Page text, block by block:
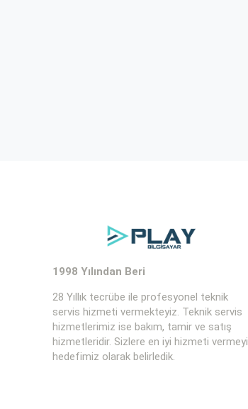
1998 Yılından Beri
28 Yıllık tecrübe ile profesyonel teknik
servis hizmeti vermekteyiz. Teknik servis
hizmetlerimiz ise bakım, tamir ve satış
hizmetleridir. Sizlere en iyi hizmeti vermeyi
hedefimiz olarak belirledik.